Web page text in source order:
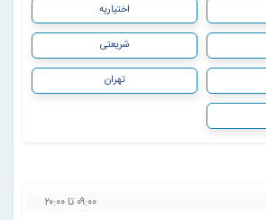
اختیاریه
شریعتی
تهران
۰۹:۰۰ تا ۲۰:۰۰